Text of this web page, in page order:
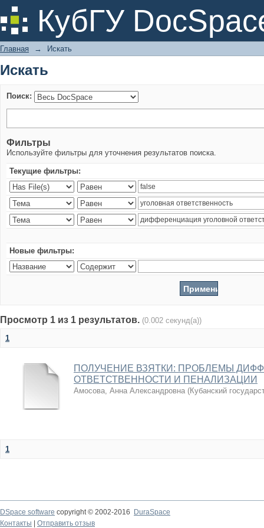
КубГУ
Искать
Главная → Искать
Искать
Поиск:
Фильтры
Используйте фильтры для уточнения результатов поиска.
Текущие фильтры:
Новые фильтры:
Просмотр 1 из 1 результатов. (0.002 секунд(а))
1
ПОЛУЧЕНИЕ ВЗЯТКИ: ПРОБЛЕМЫ
ОТВЕТСТВЕННОСТИ И ПЕНАЛИЗАЦИИ
Амосова, Анна Александровна (Кубанский
1
DSpace software copyright © 2002-2016
DuraSpace
Контакты
Отправить отзыв